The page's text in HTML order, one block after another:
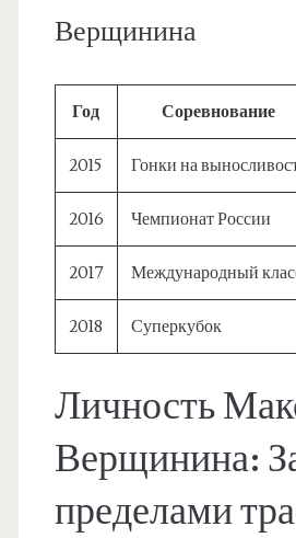
Верщинина
Год Соревнование
2015 Гонки на
2016 Чемпионат России
2017 Международный
2018 Суперкубок
Личность
Верщинина:
пределами